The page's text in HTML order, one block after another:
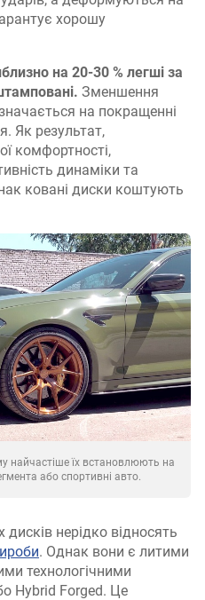
хорошу
на 20-30 % легші за
Зменшення
на покращенні
Як результат,
комфортності,
динаміки та
ковані диски коштують
найчастіше їх встановлюють на
або спортивні авто.
нерідко відносять
. Однак вони є литими
технологічними
Hybrid Forged. Це